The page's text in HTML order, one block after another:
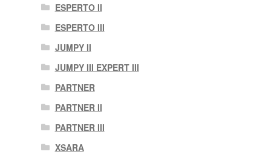
ESPERTO II
ESPERTO III
JUMPY II
JUMPY III EXPERT III
PARTNER
PARTNER II
PARTNER III
XSARA